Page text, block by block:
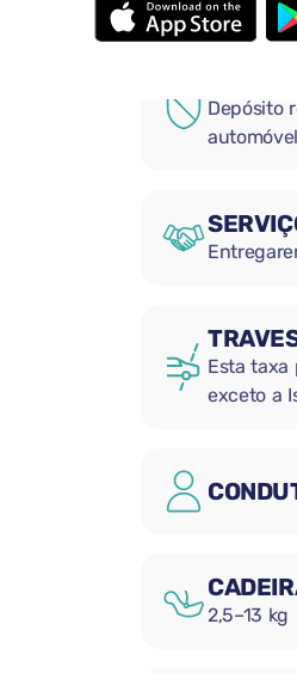
Adicione
Depósito
Esta taxa
exceto a
2,5–13 kg